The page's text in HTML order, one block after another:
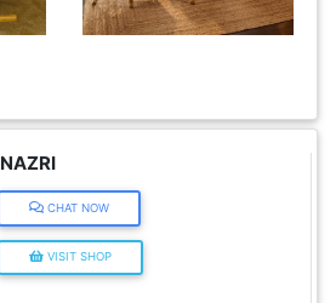
NAZRI
CHAT NOW
VISIT SHOP